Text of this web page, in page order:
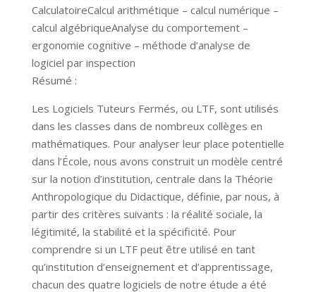
CalculatoireCalcul arithmétique – calcul numérique –
calcul algébriqueAnalyse du comportement –
ergonomie cognitive – méthode d’analyse de
logiciel par inspection
Résumé :
Les Logiciels Tuteurs Fermés, ou LTF, sont utilisés
dans les classes dans de nombreux collèges en
mathématiques. Pour analyser leur place potentielle
dans l’École, nous avons construit un modèle centré
sur la notion d’institution, centrale dans la Théorie
Anthropologique du Didactique, définie, par nous, à
partir des critères suivants : la réalité sociale, la
légitimité, la stabilité et la spécificité. Pour
comprendre si un LTF peut être utilisé en tant
qu’institution d’enseignement et d’apprentissage,
chacun des quatre logiciels de notre étude a été